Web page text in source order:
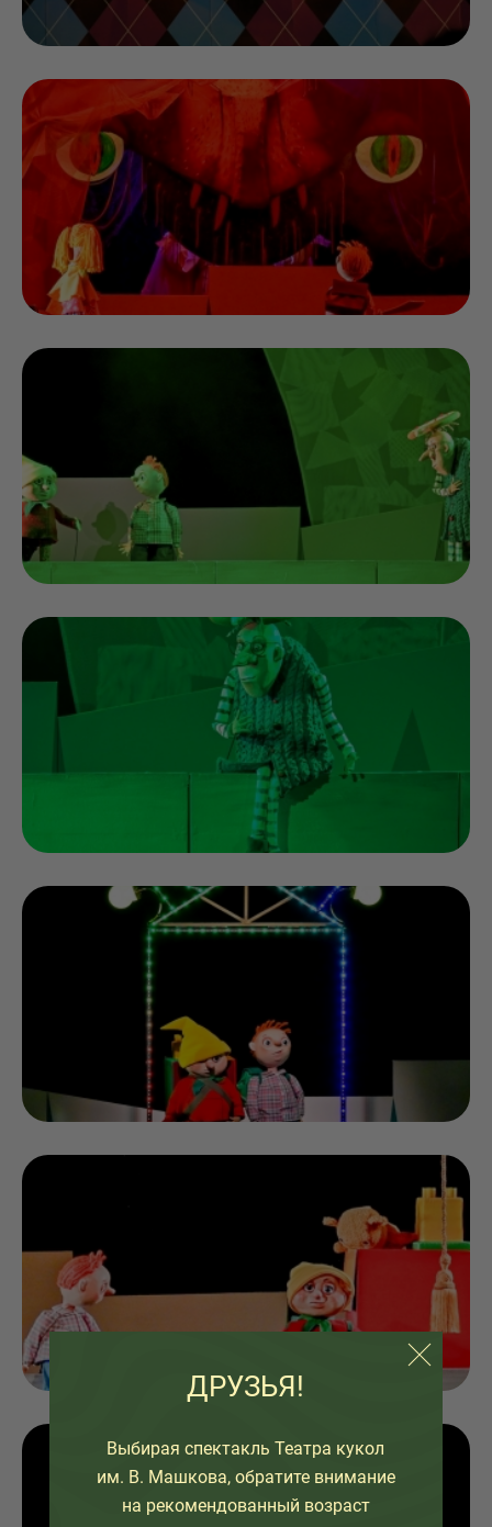
ДРУЗЬЯ!
Выбирая спектакль Театра кукол
им. В. Машкова, обратите внимание
на рекомендованный возраст